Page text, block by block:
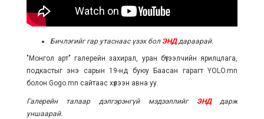
Бичлэгийг гар утаснаас үзэх бол ЭНДдараарай.
"Монгол арт" галерейн захирал, уран бүтээлчийн ярилцлага,
подкастыг энэ сарын 19-нд буюу Баасан гарагт YOLO.mn
болон Gogo.mn сайтаас хүлээн авна уу.
Галерейн талаар дэлгэрэнгүй мэдээллийг ЭНДдарж
уншаарай.